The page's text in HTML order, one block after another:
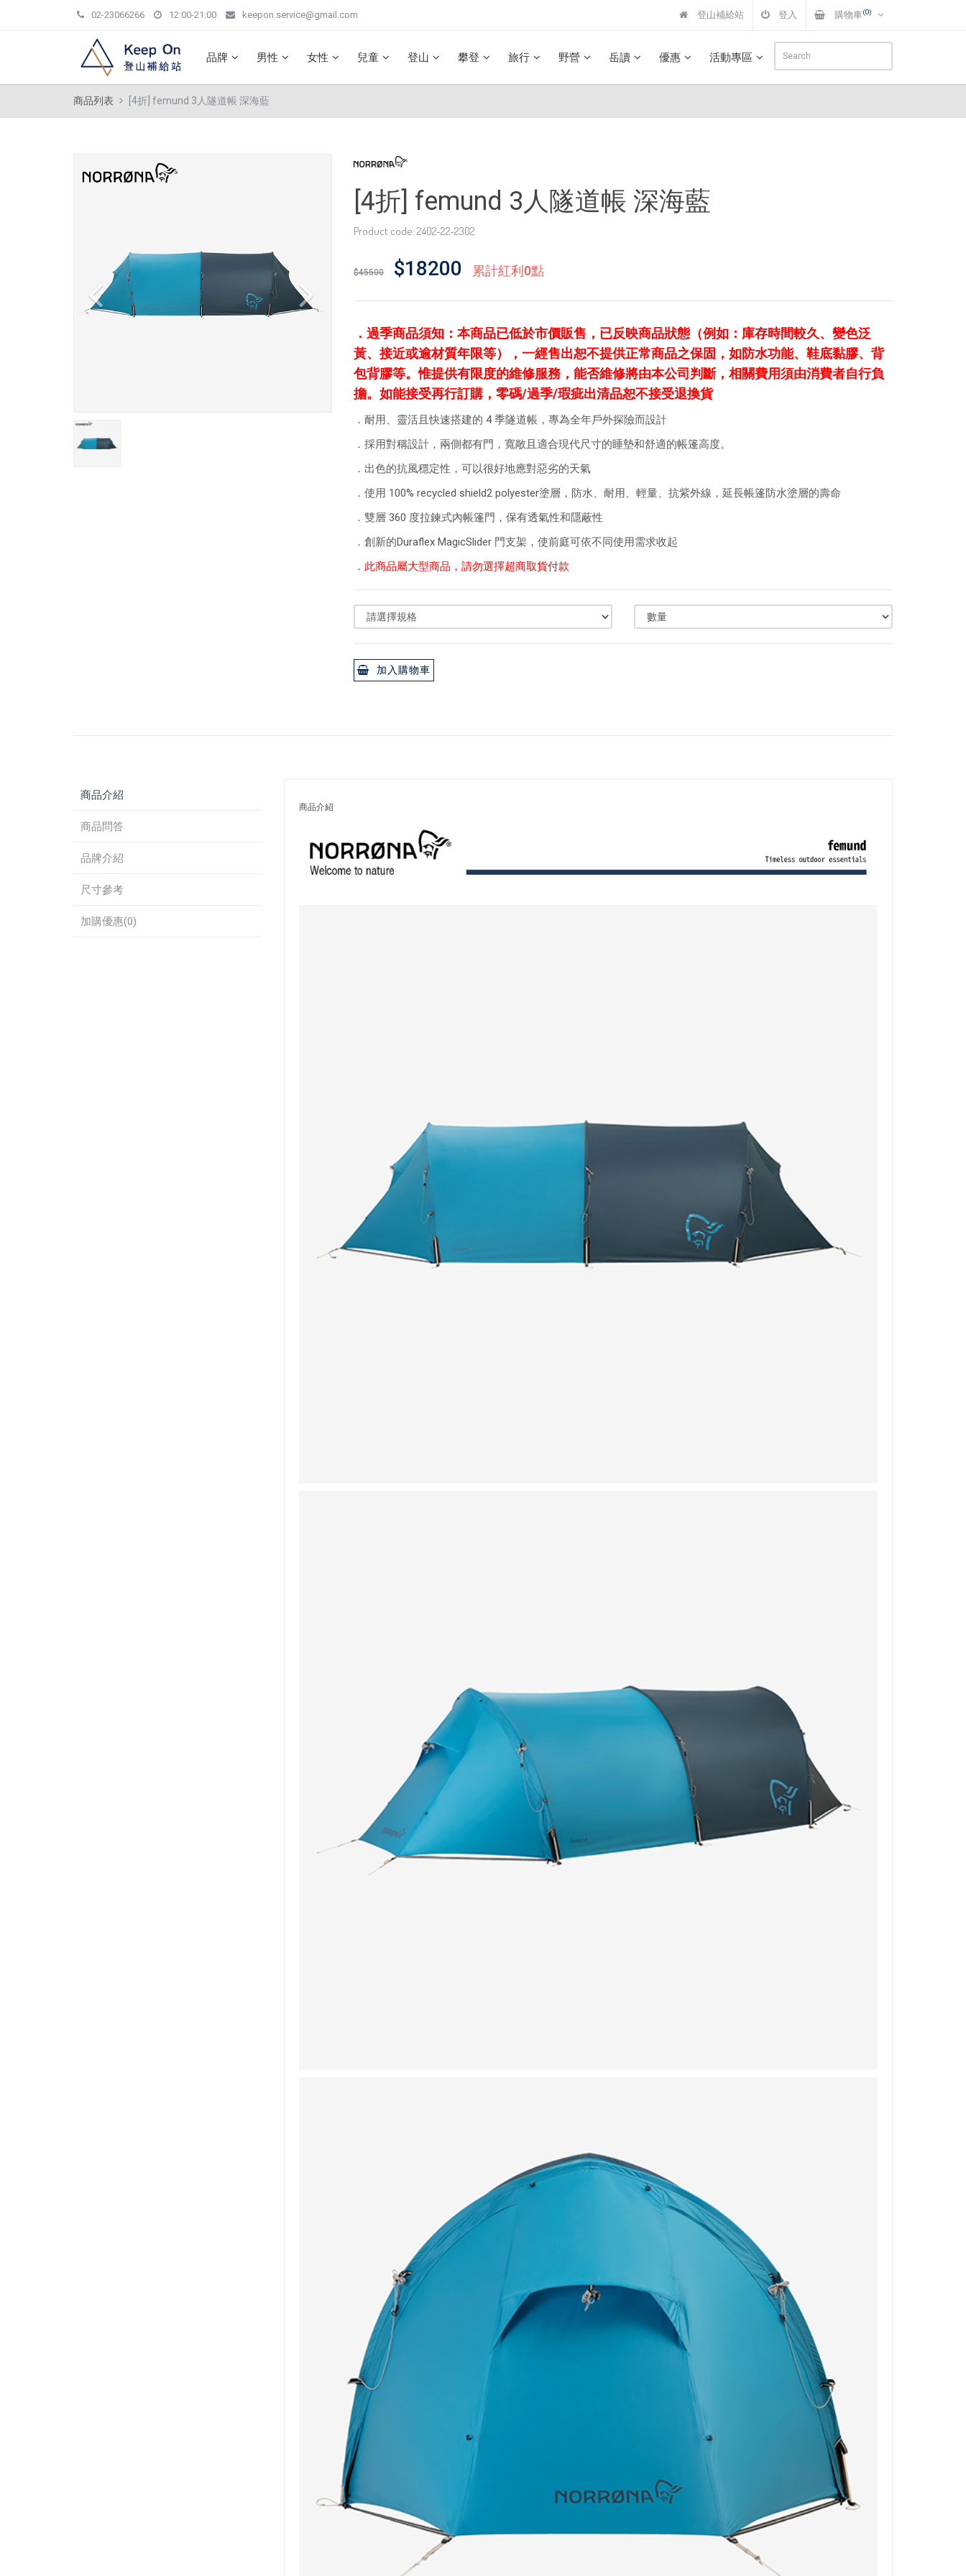
02-23066266 12:00-21:00 keepon.service@gmail.com 登山補給站 登入 購物車(0)
品牌 男性 女性 兒童 登山 攀登 旅行 野營 岳讀 優惠 活動專區
商品列表 [4折] femund 3人隧道帳 深海藍
[4折] femund 3人隧道帳 深海藍
Product code: 2402-22-2302
$45500 $18200 累計紅利0點
． 過季商品須知：本商品已低於市價販售，已反映商品狀態（例如：庫存時間較久、變色泛
黃、接近或逾材質年限等），一經售出恕不提供正常商品之保固，如防水功能、鞋底黏膠、背
包背膠等。惟提供有限度的維修服務，能否維修將由本公司判斷，相關費用須由消費者自行負
擔。如能接受再行訂購，零碼/過季/瑕疵出清品恕不接受退換貨
．耐用、靈活且快速搭建的 4 季隧道帳，專為全年戶外探險而設計
．採用對稱設計，兩側都有門，寬敞且適合現代尺寸的睡墊和舒適的帳篷高度。
．出色的抗風穩定性，可以很好地應對惡劣的天氣
．使用 100% recycled shield2 polyester塗層，防水、耐用、輕量、抗紫外線，延長帳篷防水塗層的壽命
．雙層 360 度拉鍊式內帳篷門，保有透氣性和隱蔽性
．創新的Duraflex MagicSlider 門支架，使前庭可依不同使用需求收起
．此商品屬大型商品，請勿選擇超商取貨付款
加入購物車
商品介紹
商品問答
品牌介紹
尺寸參考
加購優惠(0)
商品介紹